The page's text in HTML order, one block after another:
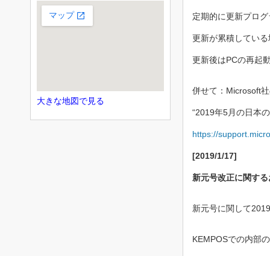
定期的に更新プロ
更新が累積してい
更新後はPCの再起
併せて：Microsoft
“2019年5月の日本
https://
[2019/1/17]
新元号改正に関す
新元号に関して
KEMPOSでの内部
大きな地図で見る